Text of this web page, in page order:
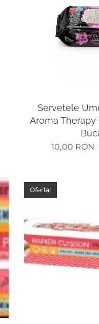
Servetele
Aroma Therapy
10,00 RON
Oferta!